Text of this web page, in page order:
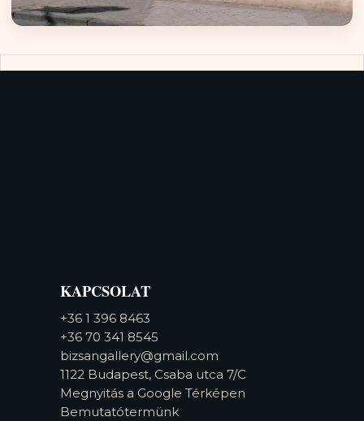
KAPCSOLAT
+36 1 396 8463
+36 70 341 8545
bizsangallery@gmail.com
1122 Budapest, Csaba utca 7/C
Megnyitás a Google Térképen
Bemutatótermünk